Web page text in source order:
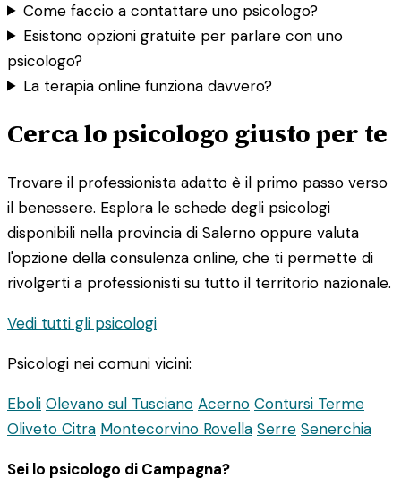
Come faccio a contattare uno psicologo?
Esistono opzioni gratuite per parlare con uno
psicologo?
La terapia online funziona davvero?
Cerca lo psicologo giusto per te
Trovare il professionista adatto è il primo passo verso
il benessere. Esplora le schede degli psicologi
disponibili nella provincia di Salerno oppure valuta
l'opzione della consulenza online, che ti permette di
rivolgerti a professionisti su tutto il territorio nazionale.
Vedi tutti gli psicologi
Psicologi nei comuni vicini:
Eboli Olevano sul Tusciano Acerno Contursi Terme
Oliveto Citra Montecorvino Rovella Serre Senerchia
Sei lo psicologo di Campagna?